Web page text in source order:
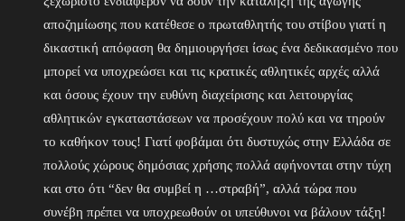
αποζημίωσης που κατέθεσε ο πρωταθλητής του στίβου γιατί η
δικαστική απόφαση θα δημιουργήσει ίσως ένα δεδικασμένο που
μπορεί να υποχρεώσει και τις κρατικές αθλητικές αρχές αλλά
και όσους έχουν την ευθύνη διαχείρισης και λειτουργίας
αθλητικών εγκαταστάσεων να προσέχουν πολύ και να τηρούν
το καθήκον τους! Γιατί φοβάμαι ότι δυστυχώς στην Ελλάδα σε
πολλούς χώρους δημόσιας χρήσης πολλά αφήνονται στην τύχη
και στο ότι “δεν θα συμβεί η …στραβή”, αλλά τώρα που
συνέβη πρέπει να υποχρεωθούν οι υπεύθυνοι να βάλουν τάξη!